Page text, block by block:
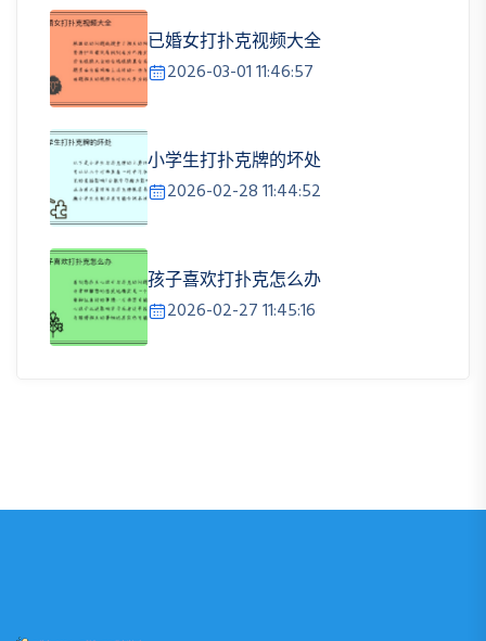
已婚女打扑克视频大全
2026-03-01 11:46:57
小学生打扑克牌的坏处
2026-02-28 11:44:52
孩子喜欢打扑克怎么办
2026-02-27 11:45:16